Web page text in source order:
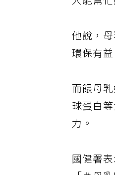
人能幫
他說，
環保有
而餵母
球蛋白
力。
國健署